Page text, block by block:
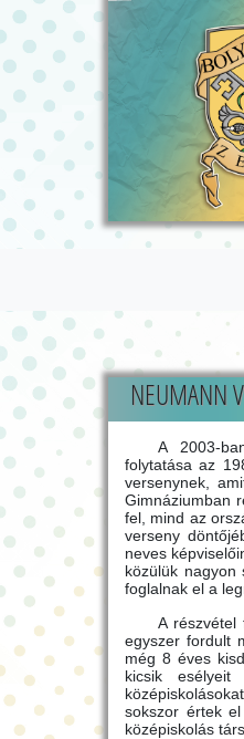
NEUMANN
A 2003-
folytatása az
versenynek,
Gimnáziumban
fel, mind az
verseny
neves
közülük nagyon
foglalnak el a
A részvétel
egyszer fordult
még 8 éves
kicsik
sokszor értek
középiskolás